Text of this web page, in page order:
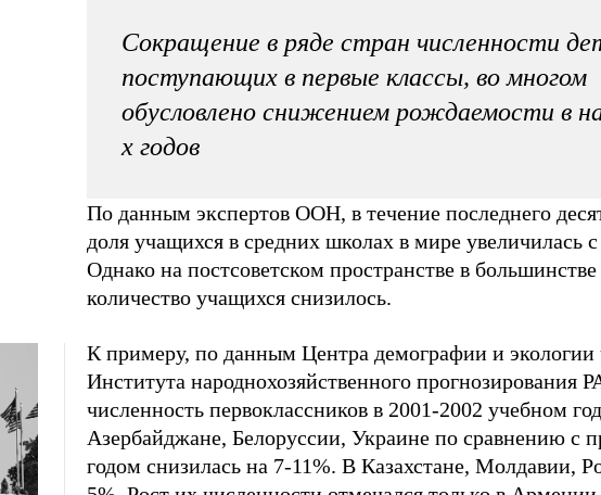
Сокращение в ряде стран численности
поступающих в первые классы, во многом
обусловлено снижением рождаемости в
х годов
По данным экспертов ООН, в течение последнего
доля учащихся в средних школах в мире увеличилась
Однако на постсоветском пространстве в большинстве
количество учащихся снизилось.
К примеру, по данным Центра демографии и экологии
Института народнохозяйственного прогнозирования
численность первоклассников в 2001-2002 учебном
Азербайджане, Белоруссии, Украине по сравнению с
годом снизилась на 7-11%. В Казахстане, Молдавии,